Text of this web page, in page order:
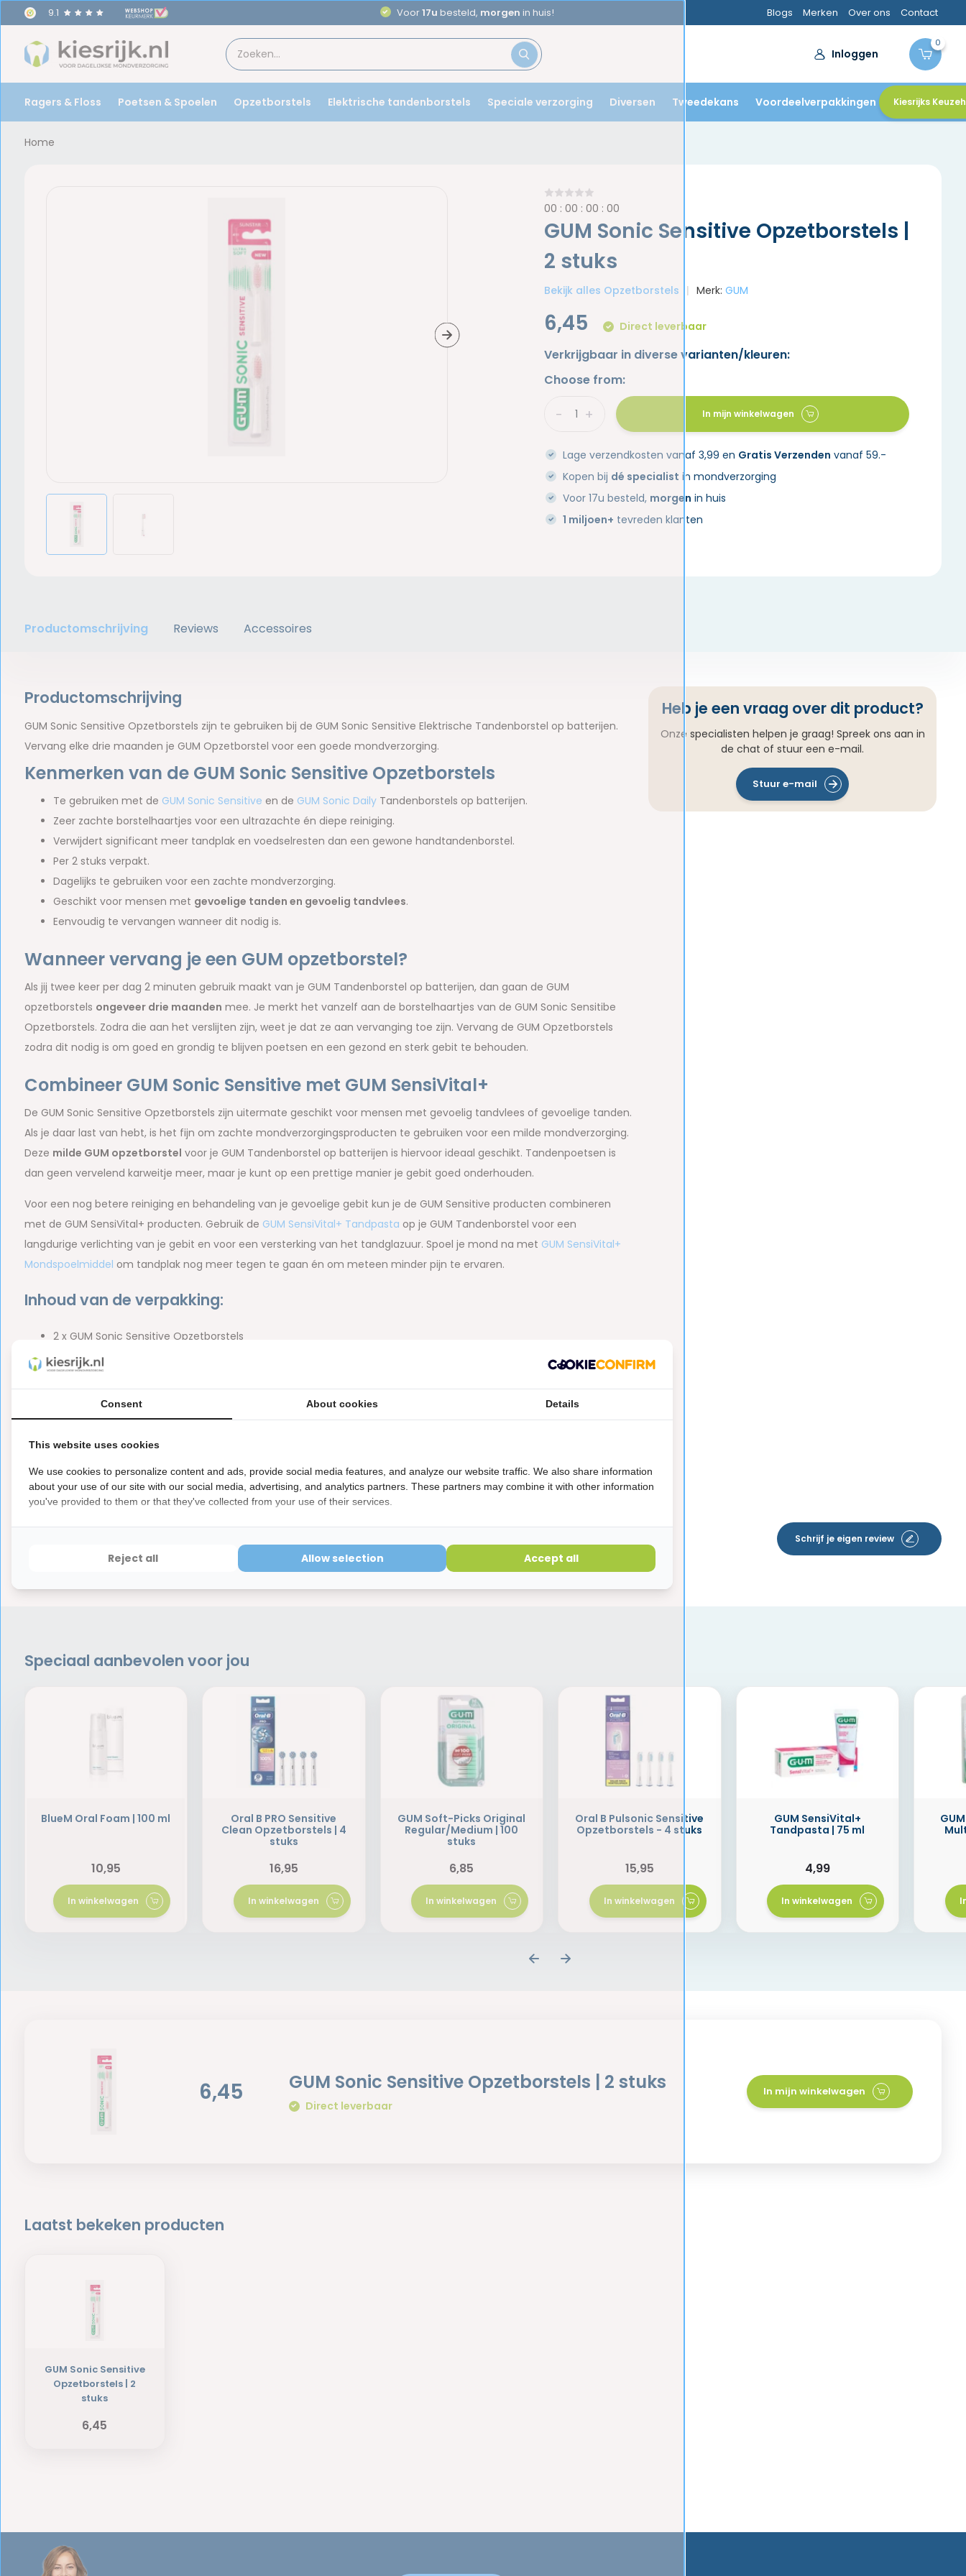
9.1 Aanbevolen doortandartsen Blogs Merken Over ons Contact
Inloggen
0
Ragers & Floss Poetsen & Spoelen Opzetborstels Elektrische tandenborstels Speciale verzorging Diversen Tweedekans Voordeelverpakkingen Kiesrijks
Home
00 :00 :00 :00
GUM Sonic Sensitive Opzetborstels |
2 stuks
Bekijk alles Opzetborstels Merk:GUM
6,45 Direct leverbaar
Verkrijgbaar in diverse varianten/kleuren:
Choose from:
+
- In mijn winkelwagen
Lage verzendkosten vanaf 3,99 en Gratis Verzenden vanaf 59.-
Kopen bij dé specialist in mondverzorging
Voor 17u besteld, morgen in huis
1 miljoen+ tevreden klanten
Productomschrijving Reviews Accessoires
Productomschrijving
GUM Sonic Sensitive Opzetborstels zijn te gebruiken bij de GUM Sonic Sensitive Elektrische Tandenborstel op batterijen.
Vervang elke drie maanden je GUM Opzetborstel voor een goede mondverzorging.
Kenmerken van de GUM Sonic Sensitive Opzetborstels
Te gebruiken met de GUM Sonic Sensitive en de GUM Sonic DailyTandenborstels op batterijen.
Zeer zachte borstelhaartjes voor een ultrazachte én diepe reiniging.
Verwijdert significant meer tandplak en voedselresten dan een gewone handtandenborstel.
Per 2 stuks verpakt.
Dagelijks te gebruiken voor een zachte mondverzorging.
Geschikt voor mensen met gevoelige tanden en gevoelig tandvlees.
Eenvoudig te vervangen wanneer dit nodig is.
Wanneer vervang je een GUM opzetborstel?
Als jij twee keer per dag 2 minuten gebruik maakt van je GUM Tandenborstel op batterijen, dan gaan de GUM
opzetborstels ongeveer drie maanden mee. Je merkt het vanzelf aan de borstelhaartjes van de GUM Sonic Sensitibe
Opzetborstels. Zodra die aan het verslijten zijn, weet je dat ze aan vervanging toe zijn. Vervang de GUM Opzetborstels
zodra dit nodig is om goed en grondig te blijven poetsen en een gezond en sterk gebit te behouden.
Combineer GUM Sonic Sensitive met GUM SensiVital+
De GUM Sonic Sensitive Opzetborstels zijn uitermate geschikt voor mensen met gevoelig tandvlees of gevoelige tanden.
Als je daar last van hebt, is het fijn om zachte mondverzorgingsproducten te gebruiken voor een milde mondverzorging.
Deze milde GUM opzetborstel voor je GUM Tandenborstel op batterijen is hiervoor ideaal geschikt. Tandenpoetsen is
dan geen vervelend karweitje meer, maar je kunt op een prettige manier je gebit goed onderhouden.
Voor een nog betere reiniging en behandeling van je gevoelige gebit kun je de GUM Sensitive producten combineren
met de GUM SensiVital+ producten. Gebruik de GUM SensiVital+ Tandpasta op je GUM Tandenborstel voor een
langdurige verlichting van je gebit en voor een versterking van het tandglazuur. Spoel je mond na met GUM SensiVital+
Mondspoelmiddel om tandplak nog meer tegen te gaan én om meteen minder pijn te ervaren.
Inhoud van de verpakking:
2 x GUM Sonic Sensitive Opzetborstels
Merk:GUM
Dit is een hygiëne product met aangepaste retourvoorwaarden
hebben ook een waardevermindering van 100%.
Heb je een vraag over dit product?
Onze specialisten helpen je graag! Spreek ons aan in
de chat of stuur een e-mail.
Stuur e-mail
Reviews
from5 Based on 0 reviews
Schrijf je eigen review
Speciaal aanbevolen voor jou
BlueM Oral Foam | 100 ml
10,95
In winkelwagen
Oral B PRO Sensitive
Clean Opzetborstels | 4
stuks
16,95
In winkelwagen
GUM Soft-Picks Original
Regular/Medium | 100
stuks
6,85
In winkelwagen
Oral B Pulsonic Sensitive
Opzetborstels - 4 stuks
15,95
In winkelwagen
GUM SensiVital+
Tandpasta | 75 ml
4,99
In winkelwagen
6,45 GUM Sonic Sensitive Opzetborstels | 2 stuks
Direct leverbaar
In mijn winkelwagen
Laatst bekeken producten
GUM Sonic Sensitive
Opzetborstels | 2
stuks
6,45
Consent About cookies Details
This website uses cookies
We use cookies to personalize content and ads, provide social media features, and analyze our website traffic. We also share information
about your use of our site with our social media, advertising, and analytics partners. These partners may combine it with other information
you've provided to them or that they've collected from your use of their services.
Reject all Allow selection Accept all